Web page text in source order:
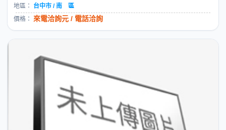
地區：
台中市 / 南 區
價格： 來電洽詢元 / 電話洽詢